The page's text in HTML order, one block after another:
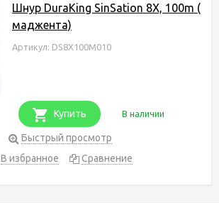
Шнур DuraKing SinSation 8X, 100m (
маджента)
Артикул: DS8X100M010
Купить В наличии
Быстрый просмотр
В избранное
Сравнение